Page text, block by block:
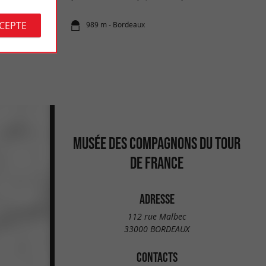
989 m - Bordeaux
MUSÉE DES COMPAGNONS DU TOUR
DE FRANCE
ADRESSE
112 rue Malbec
33000 BORDEAUX
CONTACTS